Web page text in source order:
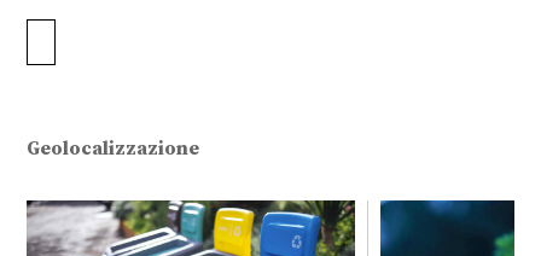
Geolocalizzazione